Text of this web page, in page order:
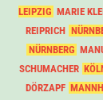
LEIPZIG MARIE
REIPRICH
NÜRNBERG
SCHUMACHER
DÖRZAPF